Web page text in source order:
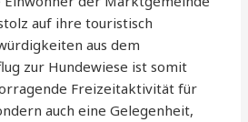
auf ihre touristisch
aus dem
zur Hundewiese ist somit
Freizeitaktivität für
auch eine Gelegenheit,